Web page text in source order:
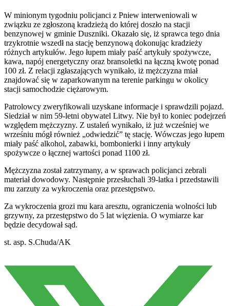
W minionym tygodniu policjanci z Pniew interweniowali w
związku ze zgłoszoną kradzieżą do której doszło na stacji
benzynowej w gminie Duszniki. Okazało się, iż sprawca tego dnia
trzykrotnie wszedł na stację benzynową dokonując kradzieży
różnych artykułów. Jego łupem miały paść artykuły spożywcze,
kawa, napój energetyczny oraz bransoletki na łączną kwotę ponad
100 zł. Z relacji zgłaszających wynikało, iż mężczyzna miał
znajdować się w zaparkowanym na terenie parkingu w okolicy
stacji samochodzie ciężarowym.
Patrolowcy zweryfikowali uzyskane informacje i sprawdzili pojazd.
Siedział w nim 59-letni obywatel Litwy. Nie był to koniec podejrzeń
względem mężczyzny. Z ustaleń wynikało, iż już wcześniej we
wrześniu mógł również „odwiedzić” tę stację. Wówczas jego łupem
miały paść alkohol, zabawki, bombonierki i inny artykuły
spożywcze o łącznej wartości ponad 1100 zł.
Mężczyzna został zatrzymany, a w sprawach policjanci zebrali
materiał dowodowy. Następnie przesłuchali 39-latka i przedstawili
mu zarzuty za wykroczenia oraz przestępstwo.
Za wykroczenia grozi mu kara aresztu, ograniczenia wolności lub
grzywny, za przestępstwo do 5 lat więzienia. O wymiarze kar
będzie decydował sąd.
st. asp. S.Chuda/AK